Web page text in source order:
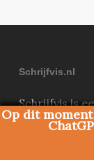
Schrijfvis.nl
Schrijfvis is
vertellen,
Op dit